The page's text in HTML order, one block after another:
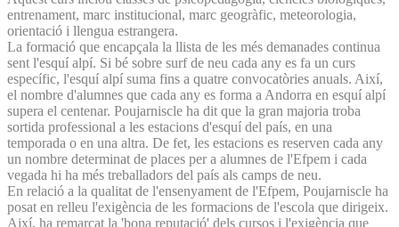
entrenament, marc institucional, marc geogràfic, meteorologia,
orientació i llengua estrangera.
La formació que encapçala la llista de les més demanades continua
sent l'esquí alpí. Si bé sobre surf de neu cada any es fa un curs
específic, l'esquí alpí suma fins a quatre convocatòries anuals. Així,
el nombre d'alumnes que cada any es forma a Andorra en esquí alpí
supera el centenar. Poujarniscle ha dit que la gran majoria troba
sortida professional a les estacions d'esquí del país, en una
temporada o en una altra. De fet, les estacions es reserven cada any
un nombre determinat de places per a alumnes de l'Efpem i cada
vegada hi ha més treballadors del país als camps de neu.
En relació a la qualitat de l'ensenyament de l'Efpem, Poujarniscle ha
posat en relleu l'exigència de les formacions de l'escola que dirigeix.
Així, ha remarcat la 'bona reputació' dels cursos i l'exigència que